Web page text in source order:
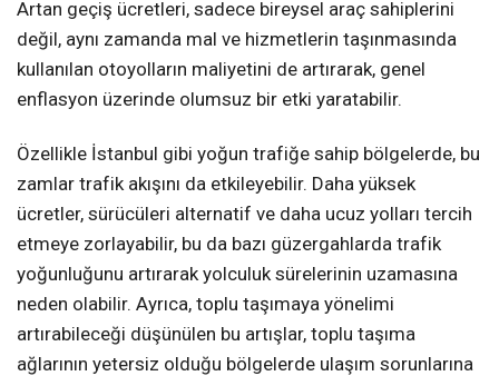
Artan geçiş ücretleri, sadece bireysel araç sahiplerini
değil, aynı zamanda mal ve hizmetlerin taşınmasında
kullanılan otoyolların maliyetini de artırarak, genel
enflasyon üzerinde olumsuz bir etki yaratabilir.
Özellikle İstanbul gibi yoğun trafiğe sahip bölgelerde, bu
zamlar trafik akışını da etkileyebilir. Daha yüksek
ücretler, sürücüleri alternatif ve daha ucuz yolları tercih
etmeye zorlayabilir, bu da bazı güzergahlarda trafik
yoğunluğunu artırarak yolculuk sürelerinin uzamasına
neden olabilir. Ayrıca, toplu taşımaya yönelimi
artırabileceği düşünülen bu artışlar, toplu taşıma
ağlarının yetersiz olduğu bölgelerde ulaşım sorunlarına